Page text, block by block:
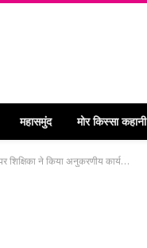
महासमुंद मोर किस्सा कहानी
शिक्षिका ने किया अनुकरणीय कार्य…